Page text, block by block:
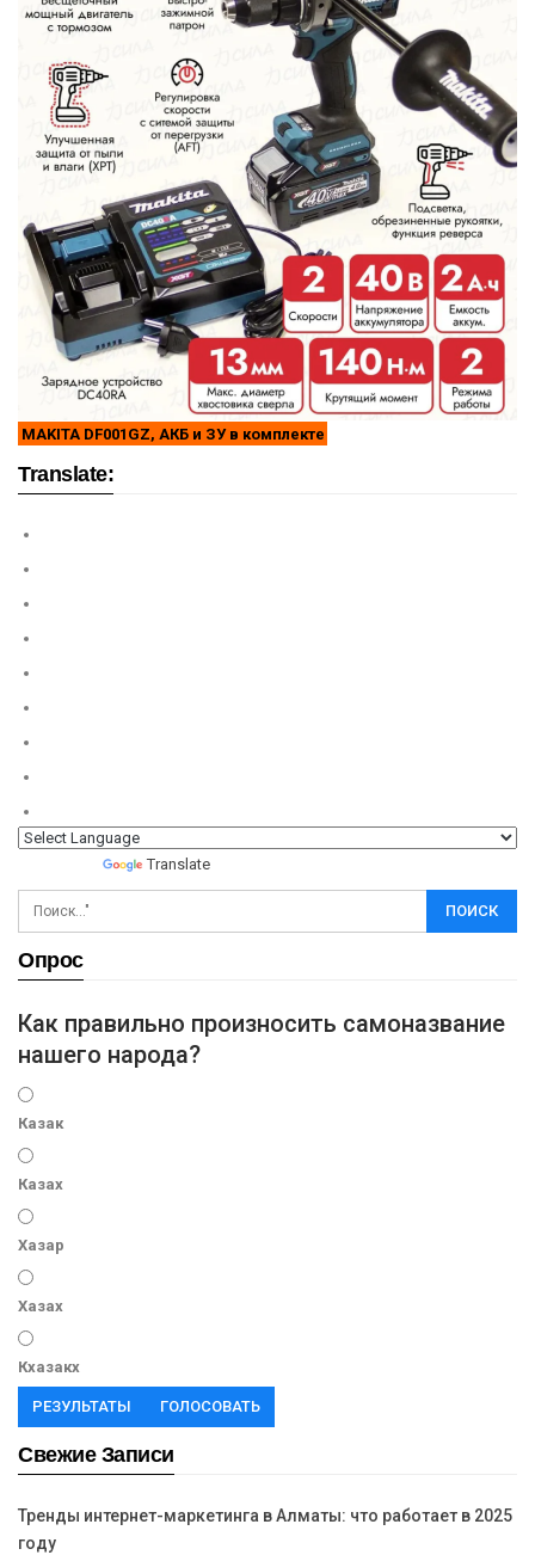
MAKITA DF001GZ, АКБ и ЗУ в комплекте
Translate:
Translate
Опрос
Как правильно произносить самоназвание
нашего народа?
Казак
Казах
Хазар
Хазах
Кхазакх
РЕЗУЛЬТАТЫ ГОЛОСОВАТЬ
Свежие Записи
Тренды интернет-маркетинга в Алматы: что работает в 2025
году